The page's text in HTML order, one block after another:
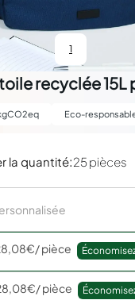
1
recyclée 15L
Eco-
la quantité:25 pièces
/ pièce
/ pièce